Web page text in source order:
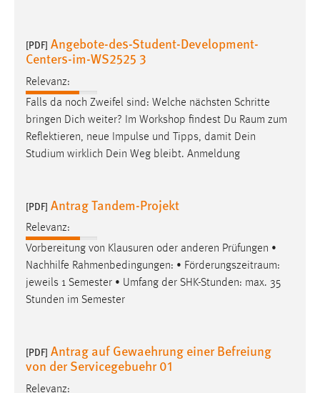
[PDF] Angebote-des-Student-Development-
Centers-im-WS2525 3
Relevanz:
Falls da noch Zweifel sind: Welche nächsten Schritte
bringen Dich weiter? Im Workshop findest Du Raum zum
Reflektieren, neue Impulse und Tipps, damit Dein
Studium wirklich Dein Weg bleibt. Anmeldung
[PDF] Antrag Tandem-Projekt
Relevanz:
Vorbereitung von Klausuren oder anderen Prüfungen •
Nachhilfe Rahmenbedingungen: • Förderungszeitraum:
jeweils 1 Semester • Umfang der SHK-Stunden: max. 35
Stunden im Semester
[PDF] Antrag auf Gewaehrung einer Befreiung
von der Servicegebuehr 01
Relevanz: